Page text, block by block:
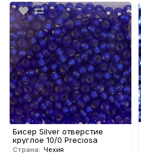
Бисер Silver отверстие
круглое 10/0 Preciosa
Страна: Чехия